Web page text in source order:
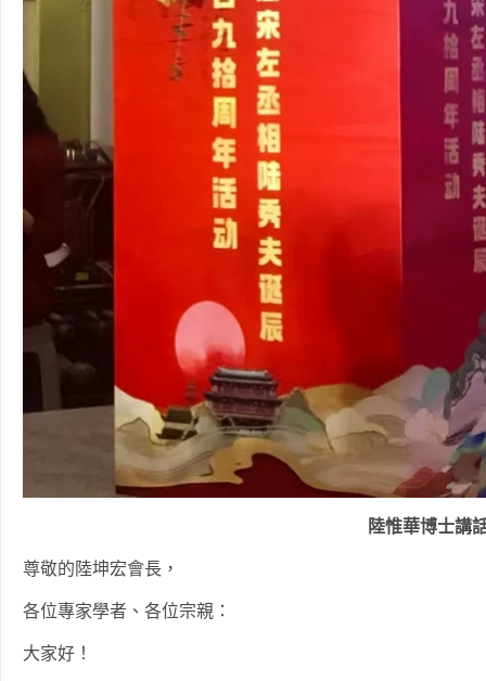
陸惟華博士講
尊敬的陸坤宏會長，
各位專家學者、各位宗親：
大家好！